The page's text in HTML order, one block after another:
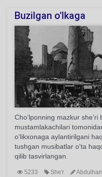
Buzilgan o'lkaga
Cho‘lponning mazkur she’ri
mustamlakachilari
o‘likxonaga aylantirilgani
tushgan musibatlar o'ta
qilib tasvirlangan.
5233 She'r